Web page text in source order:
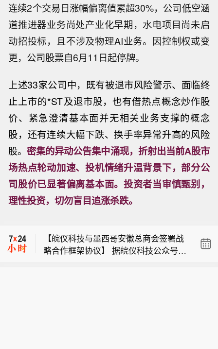
连续2个交易日涨幅偏离值累超30%，公司低空涵
道推进器业务尚处产业化早期，水电项目尚未启
动招投标，且不涉及物理AI业务。因控制权或变
更，公司股票自6月11日起停牌。
上述33家公司中，既有被退市风险警示、面临终
止上市的*ST及退市股，也有借热点概念炒作股
价、紧急澄清基本面并无相关业务支撑的概念
股，还有连续大幅下跌、换手率异常升高的风险
股。密集的异动公告集中涌现，折射出当前A股市
场热点轮动加速、投机情绪升温背景下，部分公
司股价已显著偏离基本面。投资者当审慎甄别，
理性投资，切勿盲目追涨杀跌。
【道通科技智慧能源直流充电系统通过
CSA集团北美认证】据道通科技消息，
书。道通旗下智慧能源业务（道通能源/
Autel Energy）新一代直流快充解决方
【皖仪科技与墨西哥安徽总商会签署战
略合作框架协议】 据皖仪科技公众号消